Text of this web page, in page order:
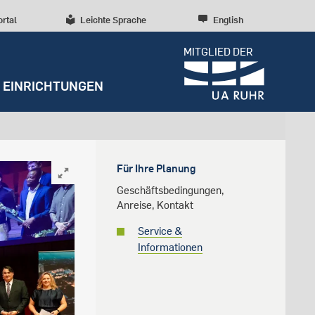
Leichte Sprache English
MITGLIED DER
Studentenleben
Beratung und Anlaufstellen
Forschungskultur
Forschungsstrukturen
Early Career Researchers
Entrepreneurship
Wissenschaftliche Beratung
RUBIN
Archiv
Redaktion
Diversität, Inklusion,
Talententwicklung
Nachhaltigkeit
Campusentwicklung
Spenden und Stiften
EINRICHTUNGEN
Weitere Einrichtungen
Für Ihre Planung
Geschäftsbedingungen,
Anreise, Kontakt
Service &
Informationen